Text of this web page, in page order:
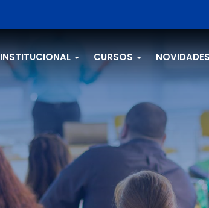
INSTITUCIONAL CURSOS NOVIDADES